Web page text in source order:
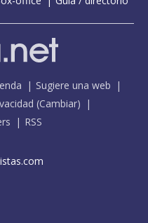
Sugiere una web
(Cambiar)
RSS